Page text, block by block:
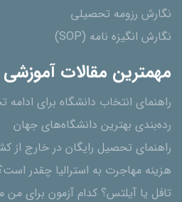
نگارش رزومه تحصیلی
نگارش انگیزه نامه (SOP)
مهمترین مقالات آموزشی
راهنمای انتخاب دانشگاه برای
رده‌بندی بهترین دانشگاه‌های جهان
راهنمای تحصیل رایگان در خارج از
هزینه مهاجرت به استرالیا چقدر
تافل یا آیلتس؟ کدام آزمون برای